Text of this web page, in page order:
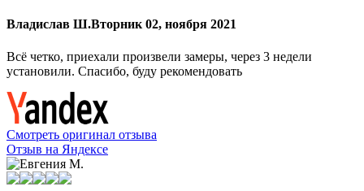
Владислав Ш.Вторник 02, ноября 2021
Всё четко, приехали произвели замеры, через 3 недели
установили. Спасибо, буду рекомендовать
Смотреть оригинал отзыва
Отзыв на Яндексе